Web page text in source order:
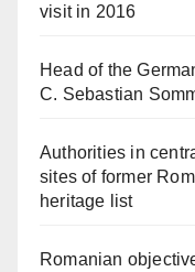
visit in 2016
Head of the
C. Sebastian
Authorities in
sites of former
heritage list
Romanian